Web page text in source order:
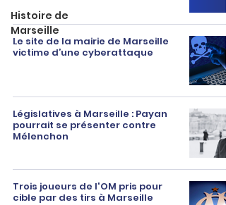
Histoire de
Marseille
Le site de la mairie de Marseille
victime d’une cyberattaque
Législatives à Marseille : Payan
pourrait se présenter contre
Mélenchon
Trois joueurs de l'OM pris pour
cible par des tirs à Marseille